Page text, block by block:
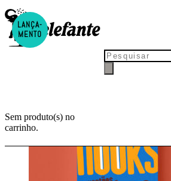
Sem produto(s) no
carrinho.
Política
LANÇA-
MENTO